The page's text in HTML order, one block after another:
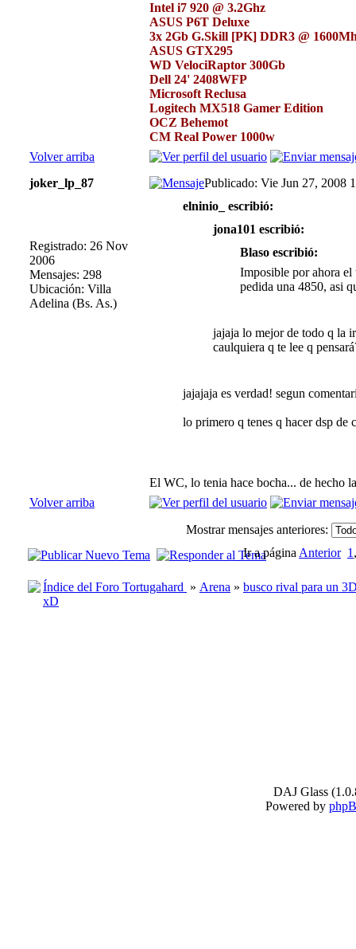
Intel i7 920 @ 3.2Ghz
ASUS P6T Deluxe
3x 2Gb G.Skill [PK] DDR3 @
ASUS GTX295
WD VelociRaptor 300Gb
Dell 24' 2408WFP
Microsoft Reclusa
Logitech MX518 Gamer Edition
OCZ Behemot
CM Real Power 1000w
Volver arriba
joker_lp_87
Publicado: Vie Jun 27, 2008
Registrado: 26 Nov
2006
Mensajes: 298
Ubicación: Villa
Adelina (Bs. As.)
elninio_ escribió:
jona101 escribió:
Blaso escribió:
Imposible por ahora
pedida una 4850, asi
jajaja lo mejor de todo q la
caulquiera q te lee q
jajajaja es verdad! segun
lo primero q tenes q hacer dsp
El WC, lo tenia hace bocha... de hecho
Volver arriba
Mostrar mensajes anteriores:
Ir a página Anterior 1
Índice del Foro Tortugahard » Arena » busco rival para un
xD
DAJ Glass
Powered by